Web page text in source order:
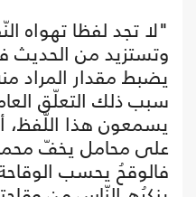
"لا تجد لفظا تهواه
وتستزيد من الحديث
يضبط مقدار المراد
سبب ذلك التعلّق
يسمعون هذا اللّفظ،
على محامل يخفّ
فالوقحُ يحسب